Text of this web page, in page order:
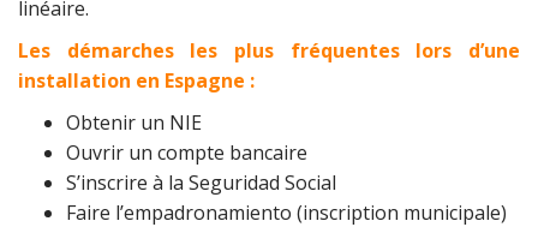
linéaire.
Les démarches les plus fréquentes lors d’une
installation en Espagne :
Obtenir un NIE
Ouvrir un compte bancaire
S’inscrire à la Seguridad Social
Faire l’empadronamiento (inscription municipale)